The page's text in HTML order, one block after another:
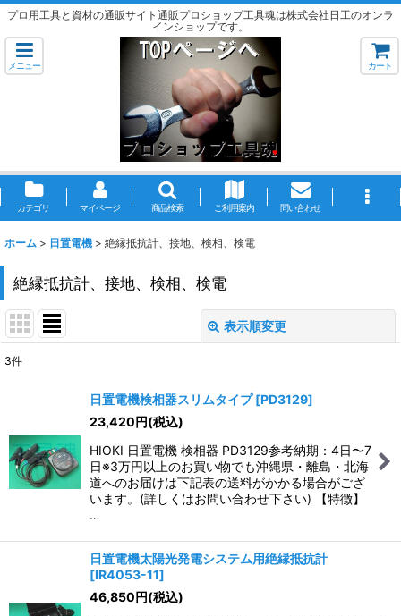
プロ用工具と資材の通販サイト通販プロショップ工具魂は株式会社日工のオンラ
インショップです。
メニュー カート
カテゴリ マイページ 商品検索 ご利用案内 問い合わせ
ホーム > 日置電機 > 絶縁抵抗計、接地、検相、検電
絶縁抵抗計、接地、検相、検電
表示順変更
絞り込む
3件
日置電機検相器スリムタイプ [PD3129]
23,420円(税込)
HIOKI 日置電機 検相器 PD3129参考納期：4日〜7
日※3万円以上のお買い物でも沖縄県・離島・北海
道へのお届けは下記表の送料がかかる場合がござ
います。(詳しくはお問い合わせ下さい) 【特徴】
…
日置電機太陽光発電システム用絶縁抵抗計
[IR4053-11]
46,850円(税込)